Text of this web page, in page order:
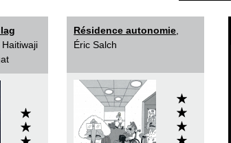
Haitiwaji
Résidence autonomie
Éric Salch